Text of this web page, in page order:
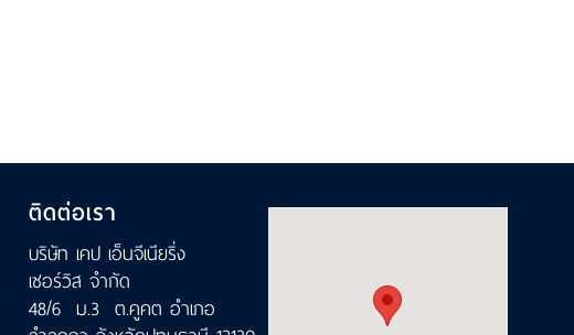
ติดต่อเรา
บริษัท เคป เอ็นจีเนียริ่ง
เซอร์วิส จำกัด
48/6 ม.3 ต.คูคต อำเภอ